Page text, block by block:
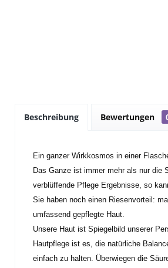
Beschreibung Bewertungen
Ein ganzer Wirkkosmos in einer
Das Ganze ist immer mehr als nur die
verblüffende Pflege Ergebnisse, so
Sie haben noch einen Riesenvorteil:
umfassend gepflegte Haut.
Unsere Haut ist Spiegelbild unserer
Hautpflege ist es, die natürliche
einfach zu halten. Überwiegen die